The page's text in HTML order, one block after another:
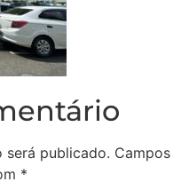
será publicado. Campos
*